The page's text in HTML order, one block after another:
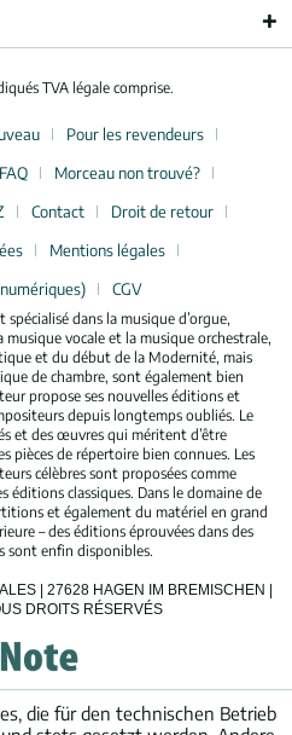
TVA légale comprise.
Pour les revendeurs
FAQ
Morceau non trouvé?
Contact
Droit de retour
Mentions légales
CGV
dans la musique d’orgue,
musique vocale et la musique orchestrale,
et du début de la Modernité, mais
de chambre, sont également bien
propose ses nouvelles éditions et
depuis longtemps oubliés. Le
et des œuvres qui méritent d’être
pièces de répertoire bien connues. Les
célèbres sont proposées comme
éditions classiques. Dans le domaine de
et également du matériel en grand
– des éditions éprouvées dans des
sont enfin disponibles.
| 27628 HAGEN IM BREMISCHEN |
DROITS RÉSERVÉS
die für den technischen Betrieb